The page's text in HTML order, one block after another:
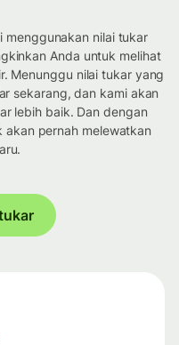
menggunakan nilai tukar
Anda untuk melihat
Menunggu nilai tukar yang
sekarang, dan kami akan
lebih baik. Dan dengan
akan pernah melewatkan